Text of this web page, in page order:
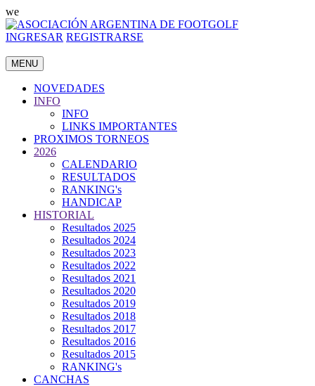
we
INGRESAR REGISTRARSE
MENU
NOVEDADES
INFO
INFO
LINKS IMPORTANTES
PROXIMOS TORNEOS
2026
CALENDARIO
RESULTADOS
RANKING's
HANDICAP
HISTORIAL
Resultados 2025
Resultados 2024
Resultados 2023
Resultados 2022
Resultados 2021
Resultados 2020
Resultados 2019
Resultados 2018
Resultados 2017
Resultados 2016
Resultados 2015
RANKING's
CANCHAS